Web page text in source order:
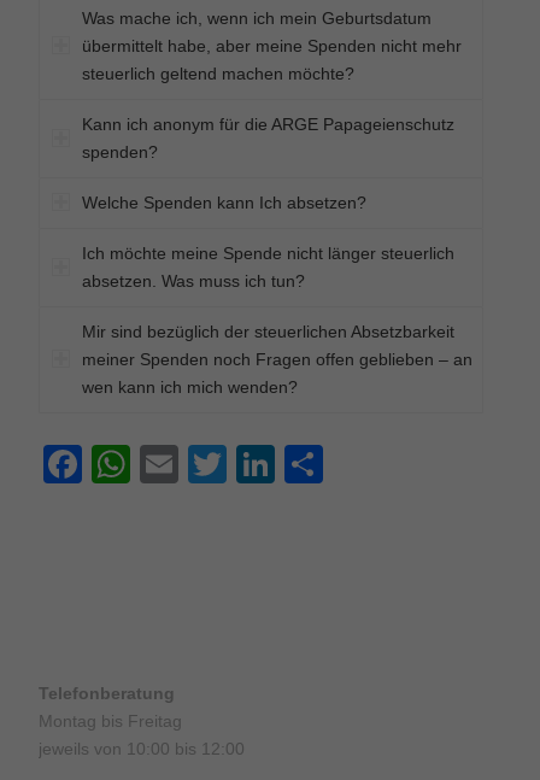
Was mache ich, wenn ich mein Geburtsdatum
übermittelt habe, aber meine Spenden nicht mehr
steuerlich geltend machen möchte?
Kann ich anonym für die ARGE Papageienschutz
spenden?
Welche Spenden kann Ich absetzen?
Ich möchte meine Spende nicht länger steuerlich
absetzen. Was muss ich tun?
Mir sind bezüglich der steuerlichen Absetzbarkeit
meiner Spenden noch Fragen offen geblieben – an
wen kann ich mich wenden?
Facebook
WhatsApp
EmailTwitterLinkedIn
Telefonberatung
Montag bis Freitag
jeweils von 10:00 bis 12:00